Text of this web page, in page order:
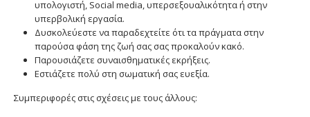
υπολογιστή, Social media, υπερσεξουαλικότητα ή στην
υπερβολική εργασία.
Δυσκολεύεστε να παραδεχτείτε ότι τα πράγματα στην
παρούσα φάση της ζωή σας σας προκαλούν κακό.
Παρουσιάζετε συναισθηματικές εκρήξεις.
Εστιάζετε πολύ στη σωματική σας ευεξία.
Συμπεριφορές στις σχέσεις με τους άλλους: